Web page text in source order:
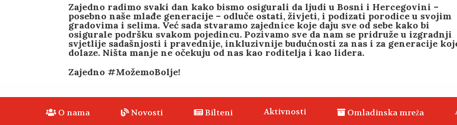
Zajedno radimo svaki dan kako bismo osigurali da ljudi u Bosni i Hercegovini –
posebno naše mlađe generacije – odluče ostati, živjeti, i podizati porodice u svojim
gradovima i selima. Već sada stvaramo zajednice koje daju sve od sebe kako bi
osigurale podršku svakom pojedincu. Pozivamo sve da nam se pridruže u izgradnji
svjetlije sadašnjosti i pravednije, inkluzivnije budućnosti za nas i za generacije
dolaze. Ništa manje ne očekuju od nas kao roditelja i kao lidera.
Zajedno#MožemoBolje!
O nama Novosti Bilteni Aktivnosti Omladinska mreža